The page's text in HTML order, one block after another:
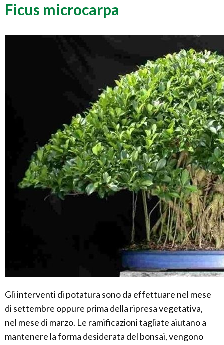
Ficus microcarpa
Gli interventi di potatura sono da effettuare nel mese
di settembre oppure prima della ripresa vegetativa,
nel mese di marzo. Le ramificazioni tagliate aiutano a
mantenere la forma desiderata del bonsai, vengono